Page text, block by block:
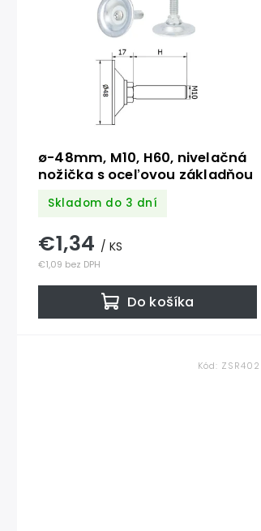
ø-48mm, M10, H60, nivelačná
nožička s oceľovou základňou
Skladom do 3 dní
€1,09 bez DPH
€1,34 / KS
Do košíka
Kód: ZSR402